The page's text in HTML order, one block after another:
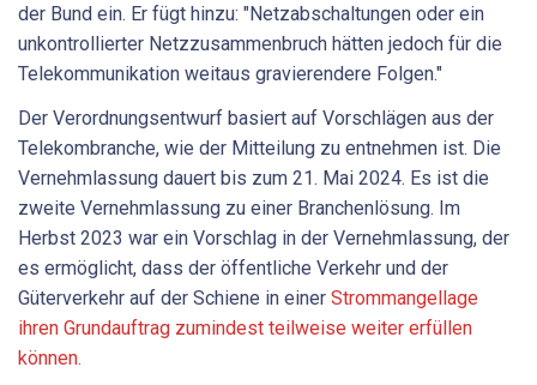
der Bund ein. Er fügt hinzu: "Netzabschaltungen oder ein
unkontrollierter Netzzusammenbruch hätten jedoch für die
Telekommunikation weitaus gravierendere Folgen."
Der Verordnungsentwurf basiert auf Vorschlägen aus der
Telekombranche, wie der Mitteilung zu entnehmen ist. Die
Vernehmlassung dauert bis zum 21. Mai 2024. Es ist die
zweite Vernehmlassung zu einer Branchenlösung. Im
Herbst 2023 war ein Vorschlag in der Vernehmlassung, der
es ermöglicht, dass der öffentliche Verkehr und der
Güterverkehr auf der Schiene in einer Strommangellage
ihren Grundauftrag zumindest teilweise weiter erfüllen
können.